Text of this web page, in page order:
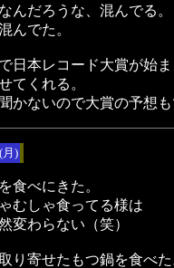
んだろうな、混んでる。
んでた。
日本レコード大賞が始
てくれる。
かないので大賞の予想
月)
食べにきた。
むしゃ食ってる様は
変わらない（笑）
り寄せたもつ鍋を食べ